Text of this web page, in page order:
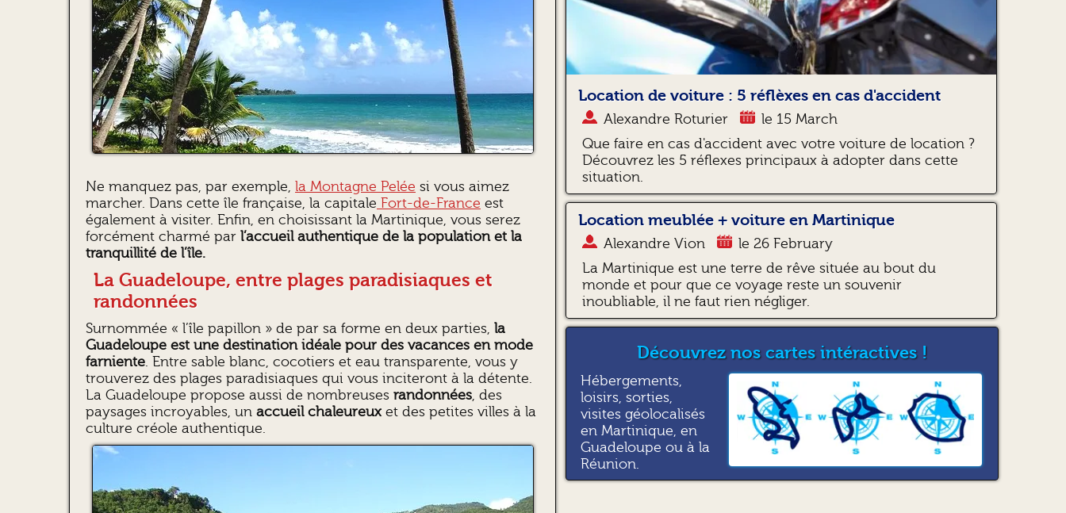
Ne manquez pas, par exemple, la Montagne Pelée si vous aimez
marcher. Dans cette île française, la capitale Fort-de-France est
également à visiter. Enfin, en choisissant la Martinique, vous serez
forcément charmé par l’accueil authentique de la population et la
tranquillité de l’île.
La Guadeloupe, entre plages paradisiaques et
randonnées
Surnommée « l’île papillon » de par sa forme en deux parties, la
Guadeloupe est une destination idéale pour des vacances en mode
farniente. Entre sable blanc, cocotiers et eau transparente, vous y
trouverez des plages paradisiaques qui vous inciteront à la détente.
La Guadeloupe propose aussi de nombreuses randonnées, des
paysages incroyables, un accueil chaleureux et des petites villes à la
culture créole authentique.
Location de voiture : 5 réflèxes en cas d'accident
Alexandre Roturier
le 15 March
Que faire en cas d'accident avec votre voiture de location ?
Découvrez les 5 réflexes principaux à adopter dans cette
situation.
Location meublée + voiture en Martinique
Alexandre Vion
le 26 February
La Martinique est une terre de rêve située au bout du
monde et pour que ce voyage reste un souvenir
inoubliable, il ne faut rien négliger.
Découvrez nos cartes intéractives !
Hébergements,
loisirs, sorties,
visites géolocalisés
en Martinique, en
Guadeloupe ou à la
Réunion.